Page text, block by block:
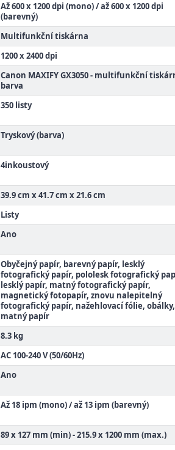
Až 600 x 1200 dpi (mono) / až 600 x 1200 dpi
(barevný)
Multifunkční tiskárna
1200 x 2400 dpi
Canon MAXIFY GX3050 - multifunkční
barva
350 listy
Tryskový (barva)
4inkoustový
39.9 cm x 41.7 cm x 21.6 cm
Listy
Ano
Obyčejný papír, barevný papír, lesklý
fotografický papír, pololesk fotografický
lesklý papír, matný fotografický papír,
magnetický fotopapír, znovu nalepitelný
fotografický papír, nažehlovací fólie, obálky,
matný papír
8.3 kg
AC 100-240 V (50/60Hz)
Ano
Až 18 ipm (mono) / až 13 ipm (barevný)
89 x 127 mm (min) - 215.9 x 1200 mm (max.)